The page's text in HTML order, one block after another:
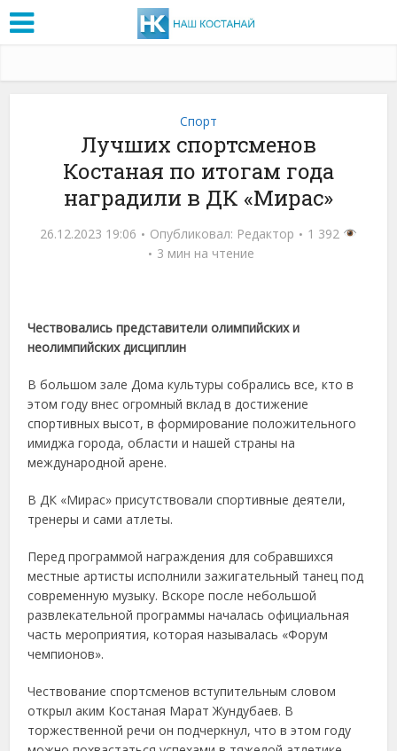
Спорт
Лучших спортсменов
Костаная по итогам года
наградили в ДК «Мирас»
26.12.2023 19:06 Опубликовал: Редактор
1 392
3 мин на чтение
Чествовались представители олимпийских и
неолимпийских дисциплин
В большом зале Дома культуры собрались все, кто в
этом году внес огромный вклад в достижение
спортивных высот, в формирование положительного
имиджа города, области и нашей страны на
международной арене.
В ДК «Мирас» присутствовали спортивные деятели,
тренеры и сами атлеты.
Перед программой награждения для собравшихся
местные артисты исполнили зажигательный танец под
современную музыку. Вскоре после небольшой
развлекательной программы началась официальная
часть мероприятия, которая называлась «Форум
чемпионов».
Чествование спортсменов вступительным словом
открыл аким Костаная Марат Жундубаев. В
торжественной речи он подчеркнул, что в этом году